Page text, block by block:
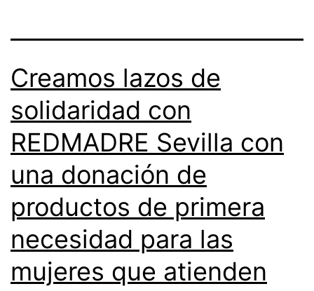
Creamos lazos de
solidaridad con
REDMADRE Sevilla con
una donación de
productos de primera
necesidad para las
mujeres que atienden